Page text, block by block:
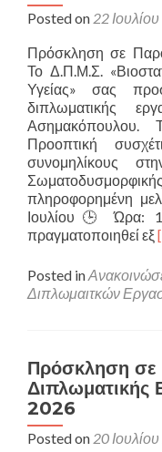
Posted on 22
Πρόσκληση σε
Το Δ.Π.Μ.Σ.
Υγείας» σας
διπλωματικής
Ασημακόπουλου.
Προοπτική
συνομηλίκους
πληροφορημένη
Ιουλίου🕒 Ώρα:
πραγματοποιηθεί εξ
Posted in
Διπλωμαιτκών
Πρόσκληση σε
Διπλωματικής
2026
Posted on 20